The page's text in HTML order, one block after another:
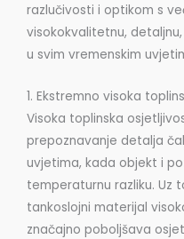
razlučivosti i optikom s
visokokvalitetnu,
u svim vremenskim
1. Ekstremno visoka
Visoka toplinska
prepoznavanje detalja
uvjetima, kada objekt i
temperaturnu razliku. Uz
tankoslojni materijal
značajno poboljšava